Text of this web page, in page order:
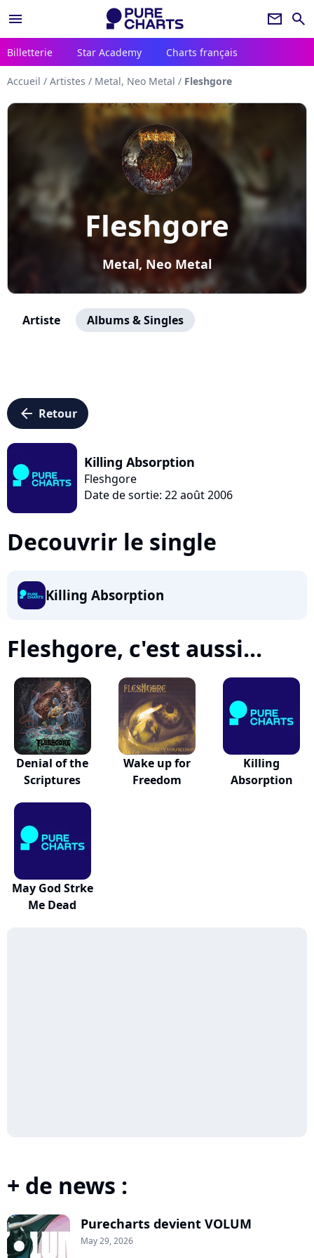
menu newsletter search
Billetterie Star Academy Charts français
Accueil / Artistes / Metal, Neo Metal / Fleshgore
Fleshgore
Metal, Neo Metal
Artiste Albums & Singles
arrow_left Retour
Killing Absorption
Fleshgore
Date de sortie: 22 août 2006
Decouvrir le single
Killing Absorption
Fleshgore, c'est aussi...
Denial of the
Scriptures
Wake up for
Freedom
Killing
Absorption
May God Strke
Me Dead
+ de news :
Purecharts devient VOLUM
May 29, 2026